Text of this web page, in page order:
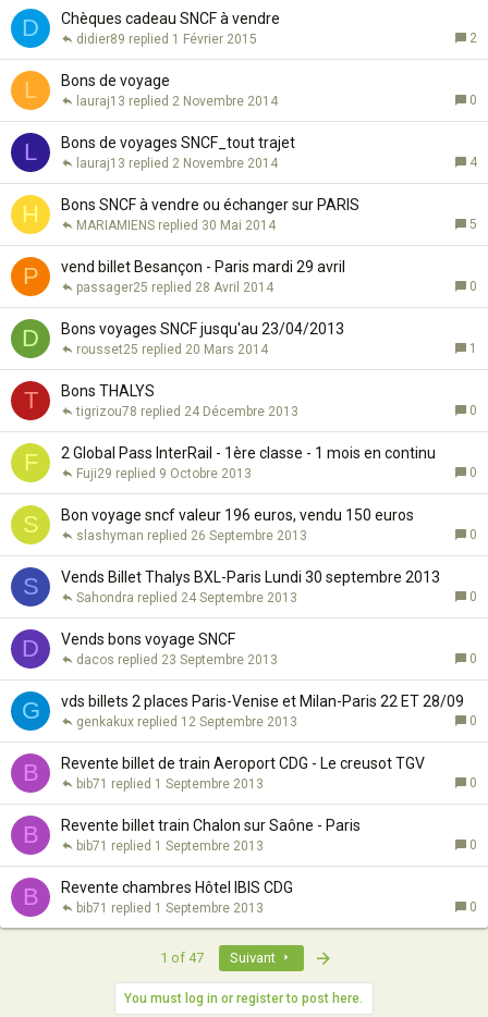
D Chèques cadeau SNCF à vendre
2
1 Février 2015
didier89
L Bons de voyage
0
2 Novembre 2014
lauraj13
L Bons de voyages SNCF_tout trajet
4
2 Novembre 2014
lauraj13
H Bons SNCF à vendre ou échanger sur PARIS
5
30 Mai 2014
MARIAMIENS
P vend billet Besançon - Paris mardi 29 avril
0
28 Avril 2014
passager25
D Bons voyages SNCF jusqu'au 23/04/2013
1
20 Mars 2014
rousset25
T Bons THALYS
0
24 Décembre 2013
tigrizou78
F 2 Global Pass InterRail - 1ère classe - 1 mois en continu
0
9 Octobre 2013
Fuji29
S Bon voyage sncf valeur 196 euros, vendu 150 euros
0
26 Septembre 2013
slashyman
S Vends Billet Thalys BXL-Paris Lundi 30 septembre 2013
0
24 Septembre 2013
Sahondra
D Vends bons voyage SNCF
0
23 Septembre 2013
dacos
G vds billets 2 places Paris-Venise et Milan-Paris 22 ET 28/09
0
12 Septembre 2013
genkakux
B Revente billet de train Aeroport CDG - Le creusot TGV
0
1 Septembre 2013
bib71
B Revente billet train Chalon sur Saône - Paris
0
1 Septembre 2013
bib71
B Revente chambres Hôtel IBIS CDG
0
1 Septembre 2013
bib71
1 of 47 Suivant
You must log in or register to post here.